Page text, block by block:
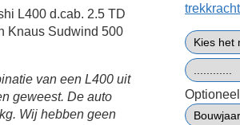
L400 d.cab. 2.5 TD
Knaus Sudwind 500
van een L400 uit
geweest. De auto
Wij hebben geen
Optioneel